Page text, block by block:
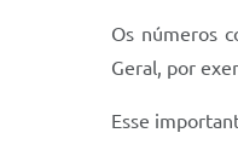
Os números
Geral, por
Esse